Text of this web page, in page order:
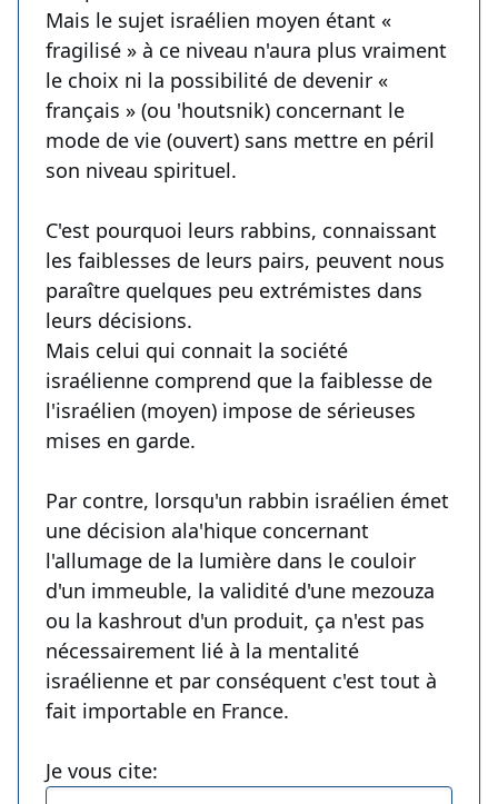
Mais le sujet israélien moyen étant «
fragilisé » à ce niveau n'aura plus vraiment
le choix ni la possibilité de devenir «
français » (ou 'houtsnik) concernant le
mode de vie (ouvert) sans mettre en péril
son niveau spirituel.
C'est pourquoi leurs rabbins, connaissant
les faiblesses de leurs pairs, peuvent nous
paraître quelques peu extrémistes dans
leurs décisions.
Mais celui qui connait la société
israélienne comprend que la faiblesse de
l'israélien (moyen) impose de sérieuses
mises en garde.
Par contre, lorsqu'un rabbin israélien émet
une décision ala'hique concernant
l'allumage de la lumière dans le couloir
d'un immeuble, la validité d'une mezouza
ou la kashrout d'un produit, ça n'est pas
nécessairement lié à la mentalité
israélienne et par conséquent c'est tout à
fait importable en France.
Je vous cite: